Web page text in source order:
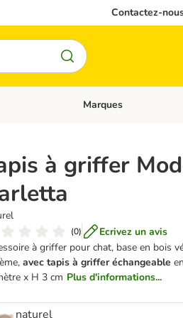
Contactez-
animaux Dérouler les
Marques
à griffer
(0)
Ecrivez un avis
à griffer pour chat, base en bois
avec tapis à griffer échangeable
x H 3 cm Plus d'informations...
naturel